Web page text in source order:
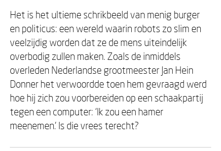
Het is het ultieme schrikbeeld van menig burger
en politicus: een wereld waarin robots zo slim en
veelzijdig worden dat ze de mens uiteindelijk
overbodig zullen maken. Zoals de inmiddels
overleden Nederlandse grootmeester Jan Hein
Donner het verwoordde toen hem gevraagd werd
hoe hij zich zou voorbereiden op een schaakpartij
tegen een computer: ‘Ik zou een hamer
meenemen.’ Is die vrees terecht?